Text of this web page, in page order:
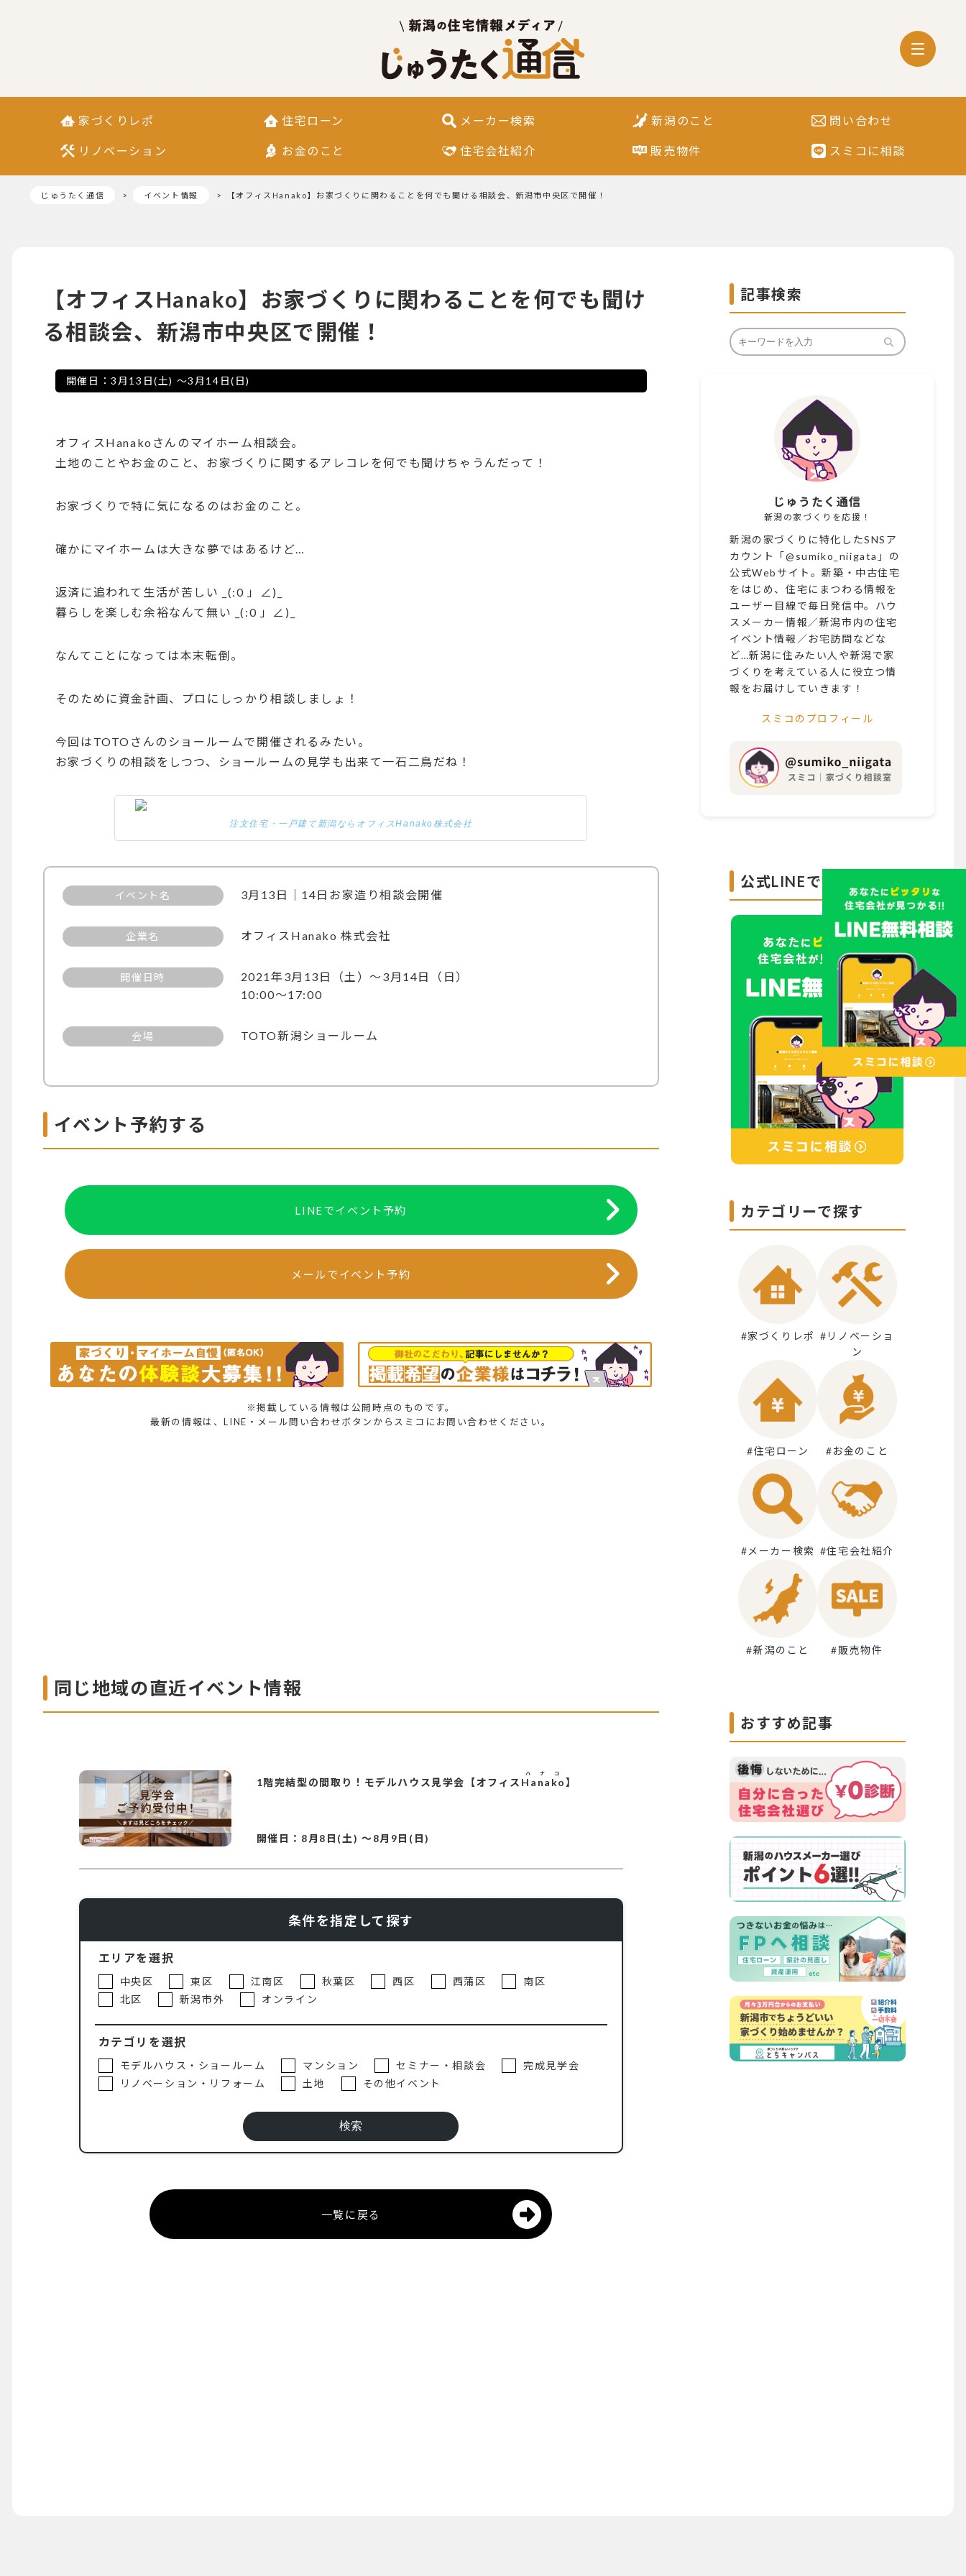
家づくりレポ
リノベーション
住宅ローン
お金のこと
メーカー検索
住宅会社紹介
新潟のこと
販売物件
問い合わせ
スミコに相談
じゅうたく通信 イベント情報 【オフィスHanako】お家づくりに関わることを何でも聞ける相談会、新潟市中央区で開催！
【オフィスHanako】お家づくりに関わることを何でも聞け
る相談会、新潟市中央区で開催！
開催日：3月13日(土) ～3月14日(日)
オフィスHanakoさんのマイホーム相談会。
土地のことやお金のこと、お家づくりに関するアレコレを何でも聞けちゃうんだって！
お家づくりで特に気になるのはお金のこと。
確かにマイホームは大きな夢ではあるけど…
返済に追われて生活が苦しい _(:0 」∠)_
暮らしを楽しむ余裕なんて無い _(:0 」∠)_
なんてことになっては本末転倒。
そのために資金計画、プロにしっかり相談しましょ！
今回はTOTOさんのショールームで開催されるみたい。
お家づくりの相談をしつつ、ショールームの見学も出来て一石二鳥だね！
注文住宅・一戸建て新潟ならオフィスHanako株式会社
イベント名 3月13日｜14日お家造り相談会開催
企業名 オフィスHanako 株式会社
開催日時
2021年3月13日（土）～3月14日（日）
10:00～17:00
会場 TOTO新潟ショールーム
イベント予約する
LINEでイベント予約
メールでイベント予約
※掲載している情報は公開時点のものです。
最新の情報は、LINE・メール問い合わせボタンからスミコにお問い合わせください。
同じ地域の直近イベント情報
1階完結型の間取り！モデルハウス見学会【オフィス Hanako
ハナコ
】
開催日： 8月8日(土) ～8月9日(日)
条件を指定して探す
エリアを選択
中央区 東区 江南区 秋葉区 西区 西蒲区
南区
北区
新潟市外 オンライン
カテゴリを選択
モデルハウス・ショールーム マンション セミナー・相談会
完成見学会
リノベーション・リフォーム
土地 その他イベント
一覧に戻る
記事検索
じゅうたく通信
新潟の家づくりを応援！
新潟の家づくりに特化したSNSア
カウント「@sumiko_niigata」の
公式Webサイト。新築・中古住宅
をはじめ、住宅にまつわる情報を
ユーザー目線で毎日発信中。ハウ
スメーカー情報／新潟市内の住宅
イベント情報／お宅訪問などな
ど…新潟に住みたい人や新潟で家
づくりを考えている人に役立つ情
報をお届けしていきます！
スミコのプロフィール
公式LINEで無料診断
カテゴリーで探す
#家づくりレポ #リノベーショ
ン
#住宅ローン #お金のこと
#メーカー検索 #住宅会社紹介
#新潟のこと #販売物件
おすすめ記事